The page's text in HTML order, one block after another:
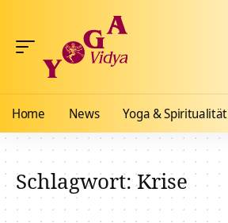
Home News Yoga & Spiritualität
Schlagwort:Krise